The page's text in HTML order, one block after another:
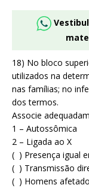
18) No bloco
utilizados na
nas famílias; no
dos termos.
Associe
1 – Autossômica
2 – Ligada ao X
( ) Presença igual
( ) Transmissão
( ) Homens